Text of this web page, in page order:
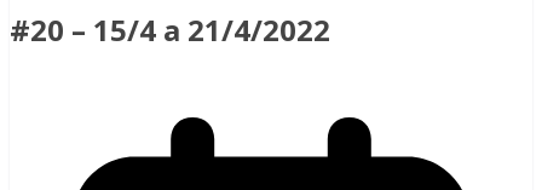
#20 – 15/4 a 21/4/2022